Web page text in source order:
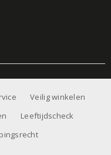
Veilig winkelen
Leeftijdscheck